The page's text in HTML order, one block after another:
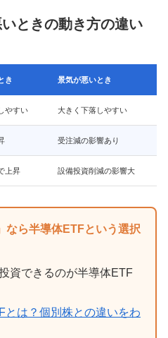
ときの動き方の違い
き 景気が悪いとき
やすい 大きく下落しやすい
受注減の影響あり
上昇 設備投資削減の影響大
なら半導体ETFという選択
資できるのが半導体ETF
とは？個別株との違いをわ